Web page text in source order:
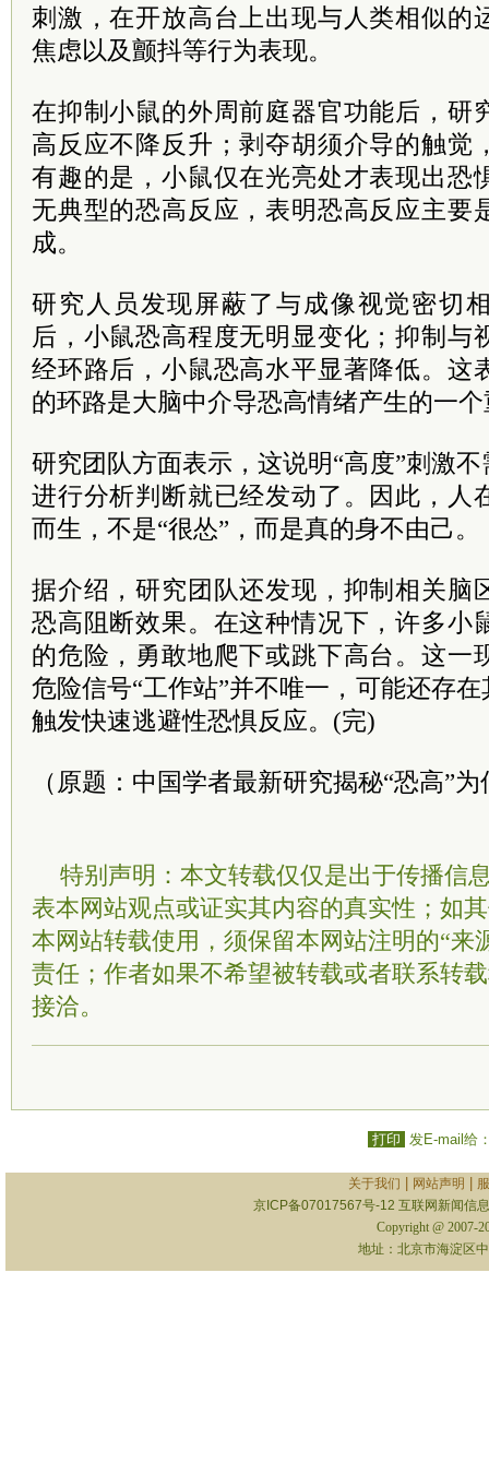
刺激，在开放高台上出现与人类相似的
焦虑以及颤抖等行为表现。
在抑制小鼠的外周前庭器官功能后，研
高反应不降反升；剥夺胡须介导的触觉
有趣的是，小鼠仅在光亮处才表现出恐
无典型的恐高反应，表明恐高反应主要
成。
研究人员发现屏蔽了与成像视觉密切
后，小鼠恐高程度无明显变化；抑制与
经环路后，小鼠恐高水平显著降低。这
的环路是大脑中介导恐高情绪产生的一个
研究团队方面表示，这说明“高度”刺激
进行分析判断就已经发动了。因此，人
而生，不是“很怂”，而是真的身不由己。
据介绍，研究团队还发现，抑制相关脑
恐高阻断效果。在这种情况下，许多小
的危险，勇敢地爬下或跳下高台。这一
危险信号“工作站”并不唯一，可能还存
触发快速逃避性恐惧反应。(完)
（原题：中国学者最新研究揭秘“恐高”
特别声明：本文转载仅仅是出于传播信
表本网站观点或证实其内容的真实性；如
本网站转载使用，须保留本网站注明的“来
责任；作者如果不希望被转载或者联系转
接洽。
打印 发E-mail给
关于我们 网站声明
京ICP备07017567号-12 互联网新闻信
Copyright @ 2007-
地址：北京市海淀区